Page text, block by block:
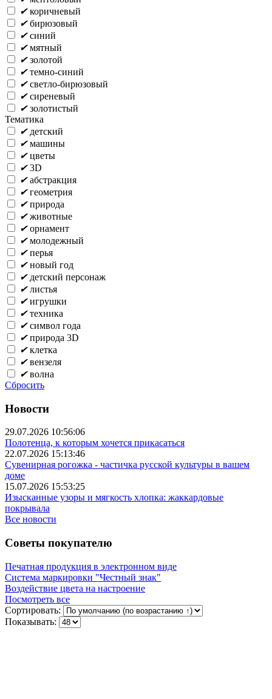
✔ коричневый
✔ бирюзовый
✔ синий
✔ мятный
✔ золотой
✔ темно-синий
✔ светло-бирюзовый
✔ сиреневый
✔ золотистый
Тематика
✔ детский
✔ машины
✔ цветы
✔ 3D
✔ абстракция
✔ геометрия
✔ природа
✔ животные
✔ орнамент
✔ молодежный
✔ перья
✔ новый год
✔ детский персонаж
✔ листья
✔ игрушки
✔ техника
✔ символ года
✔ природа 3D
✔ клетка
✔ вензеля
✔ волна
Сбросить
Новости
29.07.2026 10:56:06
Полотенца, к которым хочется прикасаться
22.07.2026 15:13:46
Сувенирная рогожка - частичка русской культуры в вашем
доме
15.07.2026 15:53:25
Изысканные узоры и мягкость хлопка: жаккардовые
покрывала
Все новости
Советы покупателю
Печатная продукция в электронном виде
Система маркировки "Честный знак"
Воздействие цвета на настроение
Посмотреть все
Сортировать:
Показывать: